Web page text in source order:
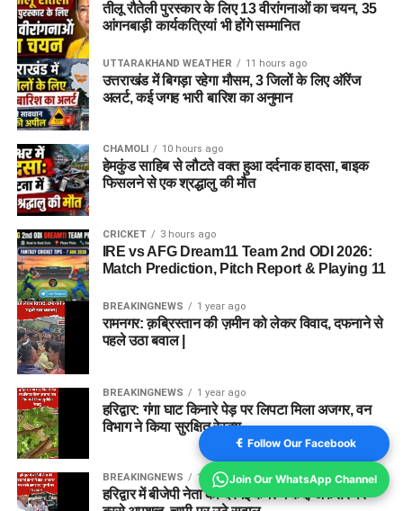
तीलू रौतेली पुरस्कार के लिए 13 वीरांगनाओं का चयन, 35
आंगनबाड़ी कार्यकत्रियां भी होंगे सम्मानित
UTTARAKHAND WEATHER 11 hours ago
उत्तराखंड में बिगड़ा रहेगा मौसम, 3 जिलों के लिए ऑरेंज
अलर्ट, कई जगह भारी बारिश का अनुमान
CHAMOLI 10 hours ago
हेमकुंड साहिब से लौटते वक्त हुआ दर्दनाक हादसा, बाइक
फिसलने से एक श्रद्धालु की मौत
CRICKET 3 hours ago
IRE vs AFG Dream11 Team 2nd ODI 2026:
Match Prediction, Pitch Report & Playing 11
BREAKINGNEWS 1 year ago
रामनगर: क़ब्रिस्तान की ज़मीन को लेकर विवाद, दफनाने से
पहले उठा बवाल |
BREAKINGNEWS 1 year ago
हरिद्वार: गंगा घाट किनारे पेड़ पर लिपटा मिला अजगर, वन
विभाग ने किया सुरक्षित रेस्क्यू
BREAKINGNEWS 1 year ago
हरिद्वार में बीजेपी नेता की दबंगई कैमरे में कैद, अफसर पर
Follow Our Facebook
Join Our WhatsApp Channel